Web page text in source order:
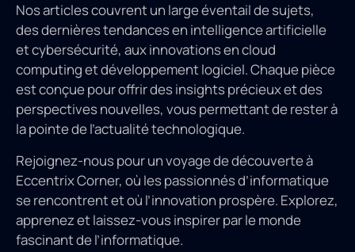
Nos articles couvrent un large éventail de sujets,
des dernières tendances en intelligence artificielle
et cybersécurité, aux innovations en cloud
computing et développement logiciel. Chaque pièce
est conçue pour offrir des insights précieux et des
perspectives nouvelles, vous permettant de rester à
la pointe de l’actualité technologique.
Rejoignez-nous pour un voyage de découverte à
Eccentrix Corner, où les passionnés d’informatique
se rencontrent et où l’innovation prospère. Explorez,
apprenez et laissez-vous inspirer par le monde
fascinant de l’informatique.